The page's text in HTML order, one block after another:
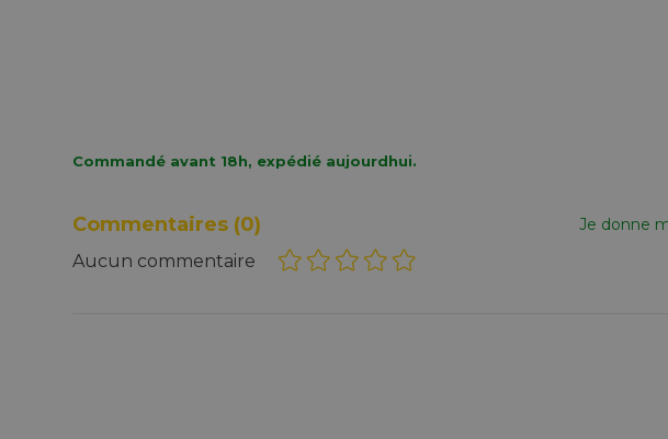
Commandé avant 18h, expédié aujourdhui.
Commentaires (0) Je donne
Aucun commentaire